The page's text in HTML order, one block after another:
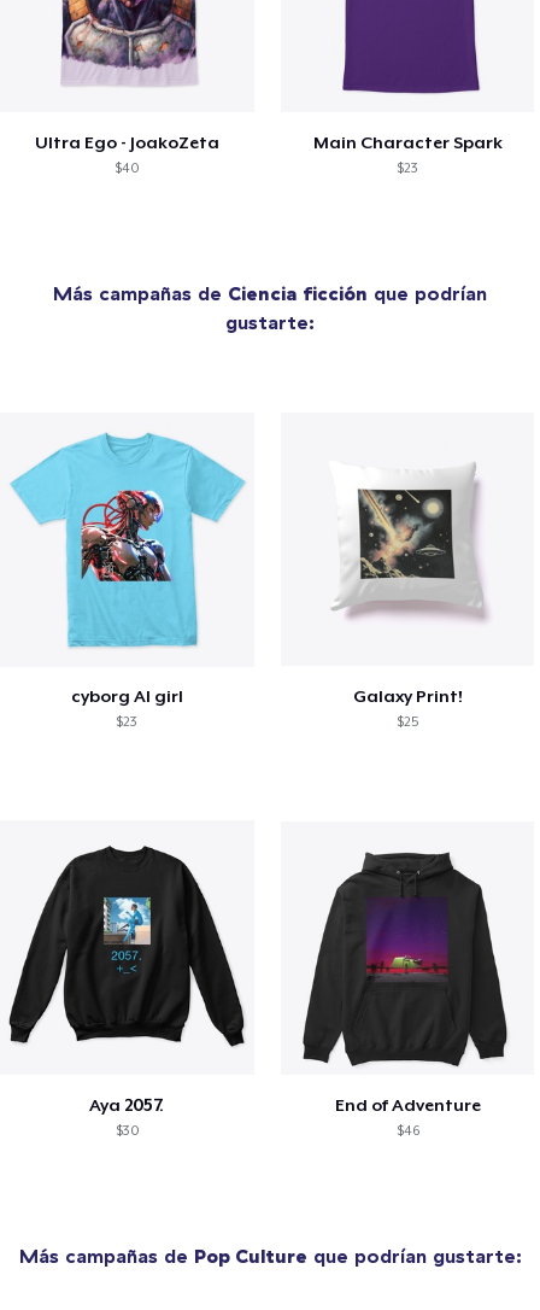
Ultra Ego - JoakoZeta
$40
Main Character Spark
$23
Más campañas de Ciencia ficción que podrían
gustarte:
cyborg AI girl
$23
Galaxy Print!
$25
Aya 2057.
$30
End of Adventure
$46
Más campañas de Pop Culture que podrían gustarte: